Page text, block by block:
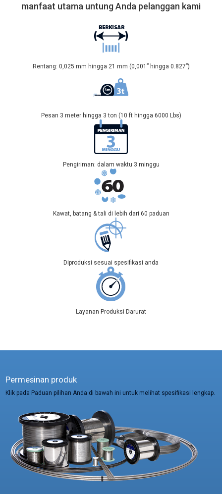
manfaat utama untung Anda pelanggan kami
Rentang: 0,025 mm hingga 21 mm (0,001” hingga 0.827”)
Pesan 3 meter hingga 3 ton (10 ft hingga 6000 Lbs)
Pengiriman: dalam waktu 3 minggu
Kawat, batang & tali di lebih dari 60 paduan
Diproduksi sesuai spesifikasi anda
Layanan Produksi Darurat
Permesinan produk
Klik pada Paduan pilihan Anda di bawah ini untuk melihat spesifikasi lengkap.